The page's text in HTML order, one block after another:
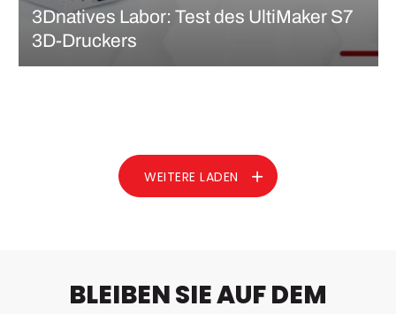
3Dnatives Labor: Test des UltiMaker S7
3D-Druckers
WEITERE LADEN
BLEIBEN SIE AUF DEM